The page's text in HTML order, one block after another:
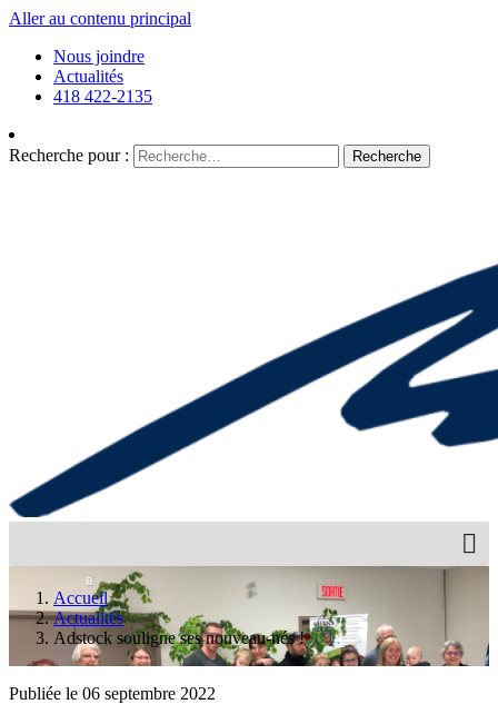
Aller au contenu principal
Nous joindre
Actualités
418 422-2135
Recherche pour : Recherche
Accueil
Actualités
Adstock souligne ses nouveau-nés !
Publiée le 06 septembre 2022